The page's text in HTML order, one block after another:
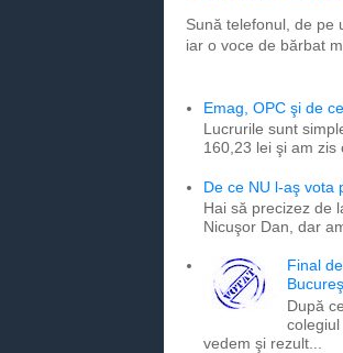
Sună telefonul, de pe
iar o voce de bărbat
Emag, OPC şi de
Lucrurile sunt
160,23 lei şi am
De ce NU l-aş vota
Hai să precizez de
Nicuşor Dan, dar
Final
După
vedem şi rezult...